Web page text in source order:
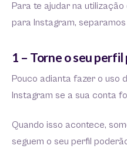
Para te ajudar na
para Instagram, separamos
1 – Torne o seu
Pouco adianta fazer o uso
Instagram se a sua conta
Quando isso acontece,
seguem o seu perfil